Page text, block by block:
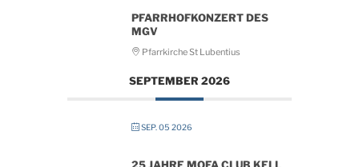
PFARRHOFKONZERT DES
MGV
Pfarrkirche St Lubentius
SEPTEMBER 2026
SEP. 05 2026